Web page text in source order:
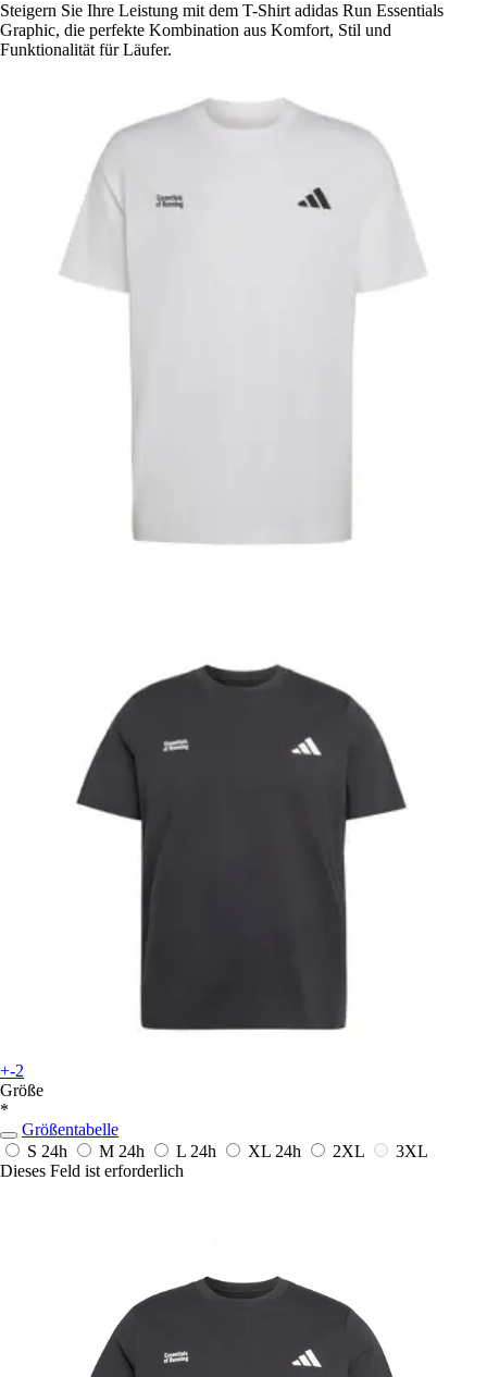
Steigern Sie Ihre Leistung mit dem T-Shirt adidas Run Essentials
Graphic, die perfekte Kombination aus Komfort, Stil und
Funktionalität für Läufer.
+-2
Größe
*
Größentabelle
S 24h M 24h L 24h XL 24h 2XL
3XL
Dieses Feld ist erforderlich